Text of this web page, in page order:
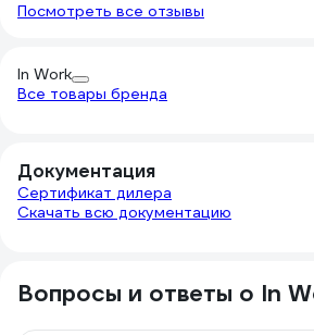
Посмотреть все отзывы
In Work
Все товары бренда
Документация
Сертификат дилера
Скачать всю документацию
Вопросы и ответы о In